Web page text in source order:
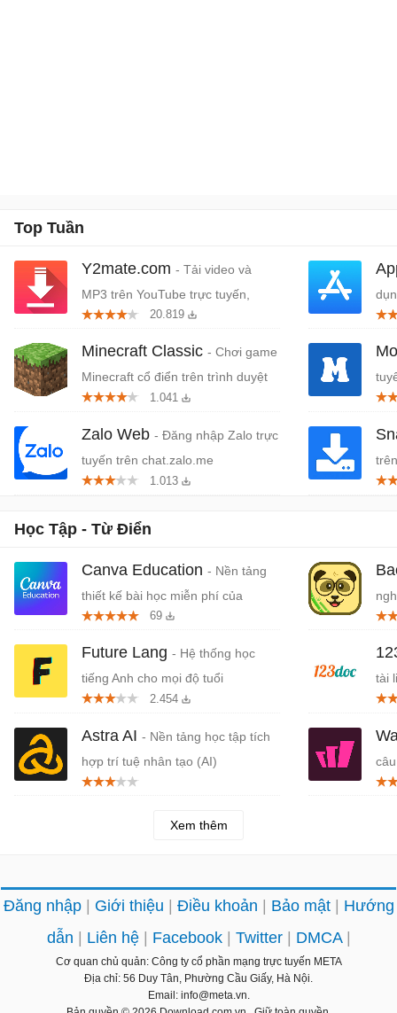
Top Tuần
Y2mate.com - Tải video và
MP3 trên YouTube trực tuyến,
miễn phí
20.819
Minecraft Classic - Chơi game
Minecraft cổ điển trên trình duyệt
1.041
Zalo Web - Đăng nhập Zalo trực
tuyến trên chat.zalo.me
1.013
Học Tập - Từ Điển
Canva Education - Nền tảng
thiết kế bài học miễn phí của
Canva
69
Future Lang - Hệ thống học
tiếng Anh cho mọi độ tuổi
2.454
Astra AI - Nền tảng học tập tích
hợp trí tuệ nhân tạo (AI)
tài
Xem thêm
Đăng nhập Giới thiệu Điều khoản Bảo mật
Hướng
dẫn
Liên hệ Facebook Twitter DMCA
Cơ quan chủ quản: Công ty cổ phần mạng trực tuyến META
Địa chỉ: 56 Duy Tân, Phường Cầu Giấy, Hà Nội.
Email: info@meta.vn.